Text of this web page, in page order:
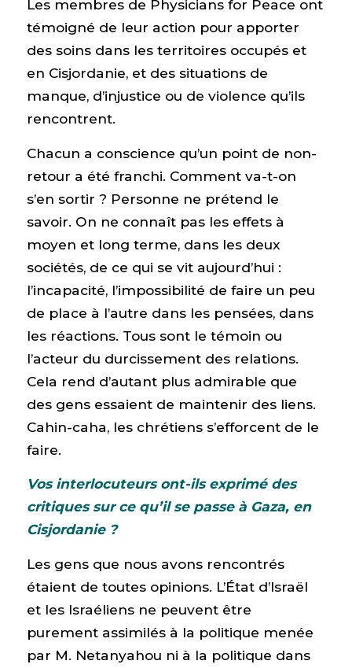
Les membres de Physicians for Peace ont
témoigné de leur action pour apporter
des soins dans les territoires occupés et
en Cisjordanie, et des situations de
manque, d’injustice ou de violence qu’ils
rencontrent.
Chacun a conscience qu’un point de non-
retour a été franchi. Comment va-t-on
s’en sortir ? Personne ne prétend le
savoir. On ne connaît pas les effets à
moyen et long terme, dans les deux
sociétés, de ce qui se vit aujourd’hui :
l’incapacité, l’impossibilité de faire un peu
de place à l’autre dans les pensées, dans
les réactions. Tous sont le témoin ou
l’acteur du durcissement des relations.
Cela rend d’autant plus admirable que
des gens essaient de maintenir des liens.
Cahin-caha, les chrétiens s’efforcent de le
faire.
Vos interlocuteurs ont-ils exprimé des
critiques sur ce qu’il se passe à Gaza, en
Cisjordanie ?
Les gens que nous avons rencontrés
étaient de toutes opinions. L’État d’Israël
et les Israéliens ne peuvent être
purement assimilés à la politique menée
par M. Netanyahou ni à la politique dans